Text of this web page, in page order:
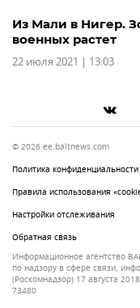
Из Мали в Нигер.
военных растет
22 июля 2021 | 13:03
© 2026 ee.baltnews.com
Политика конфиденциальности
Правила использования
Настройки отслеживания
Обратная связь
Информационное агентство
по надзору в сфере связи,
(Роскомнадзор) 17 августа
73480